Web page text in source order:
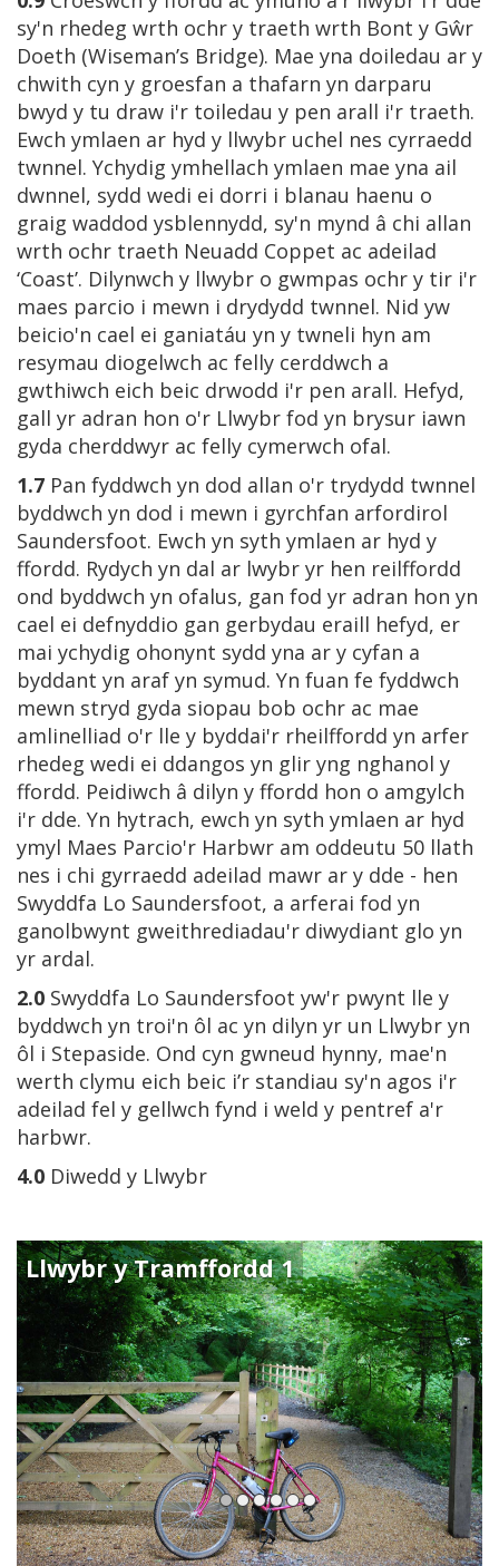
sy'n rhedeg wrth ochr y traeth wrth Bont y Gŵr
Doeth (Wiseman’s Bridge). Mae yna doiledau ar y
chwith cyn y groesfan a thafarn yn darparu
bwyd y tu draw i'r toiledau y pen arall i'r traeth.
Ewch ymlaen ar hyd y llwybr uchel nes cyrraedd
twnnel. Ychydig ymhellach ymlaen mae yna ail
dwnnel, sydd wedi ei dorri i blanau haenu o
graig waddod ysblennydd, sy'n mynd â chi allan
wrth ochr traeth Neuadd Coppet ac adeilad
‘Coast’. Dilynwch y llwybr o gwmpas ochr y tir i'r
maes parcio i mewn i drydydd twnnel. Nid yw
beicio'n cael ei ganiatáu yn y twneli hyn am
resymau diogelwch ac felly cerddwch a
gwthiwch eich beic drwodd i'r pen arall. Hefyd,
gall yr adran hon o'r Llwybr fod yn brysur iawn
gyda cherddwyr ac felly cymerwch ofal.
1.7 Pan fyddwch yn dod allan o'r trydydd twnnel
byddwch yn dod i mewn i gyrchfan arfordirol
Saundersfoot. Ewch yn syth ymlaen ar hyd y
ffordd. Rydych yn dal ar lwybr yr hen reilffordd
ond byddwch yn ofalus, gan fod yr adran hon yn
cael ei defnyddio gan gerbydau eraill hefyd, er
mai ychydig ohonynt sydd yna ar y cyfan a
byddant yn araf yn symud. Yn fuan fe fyddwch
mewn stryd gyda siopau bob ochr ac mae
amlinelliad o'r lle y byddai'r rheilffordd yn arfer
rhedeg wedi ei ddangos yn glir yng nghanol y
ffordd. Peidiwch â dilyn y ffordd hon o amgylch
i'r dde. Yn hytrach, ewch yn syth ymlaen ar hyd
ymyl Maes Parcio'r Harbwr am oddeutu 50 llath
nes i chi gyrraedd adeilad mawr ar y dde - hen
Swyddfa Lo Saundersfoot, a arferai fod yn
ganolbwynt gweithrediadau'r diwydiant glo yn
yr ardal.
2.0 Swyddfa Lo Saundersfoot yw'r pwynt lle y
byddwch yn troi'n ôl ac yn dilyn yr un Llwybr yn
ôl i Stepaside. Ond cyn gwneud hynny, mae'n
werth clymu eich beic i’r standiau sy'n agos i'r
adeilad fel y gellwch fynd i weld y pentref a'r
harbwr.
4.0 Diwedd y Llwybr
Llwybr y Tramffordd 1